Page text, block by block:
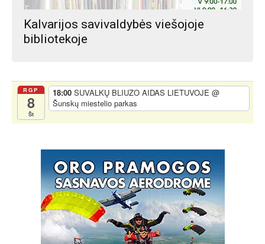
Kalvarijos savivaldybės viešojoje
bibliotekoje
RGP
8
Št
18:00 SUVALKŲ BLIUZO AIDAS LIETUVOJE @
Šunskų miestelio parkas